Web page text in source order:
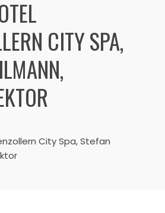
CITY SPA,
City Spa, Stefan